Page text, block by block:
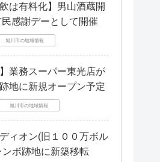
は有料化】男山酒蔵開
感謝デーとして開催
旭川市の地域情報
業務スーパー東光店が
地に新規オープン予定
旭川市の地域情報
ィオン(旧１００万ボル
ンボ跡地に新築移転